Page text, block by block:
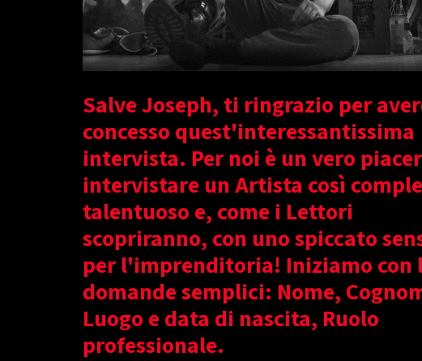
Salve Joseph, ti ringrazio per
concesso quest'interessantissima
intervista. Per noi è un vero
intervistare un Artista così
talentuoso e, come i Lettori
scopriranno, con uno spiccato
per l'imprenditoria! Iniziamo con
domande semplici: Nome,
Luogo e data di nascita, Ruolo
professionale.